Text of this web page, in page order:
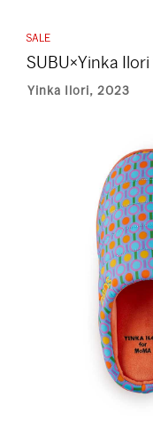
SUBU×Yinka
Yinka Ilori, 2023